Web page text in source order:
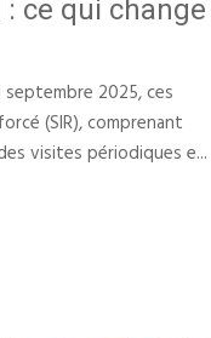
ce qui change
septembre 2025, ces
(SIR), comprenant
visites périodiques e...